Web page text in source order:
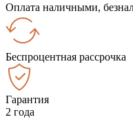
Оплата наличными,
Беспроцентная рассрочка
Гарантия
2 года